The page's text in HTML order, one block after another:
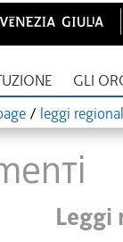
GLI
/ leggi
Leggi